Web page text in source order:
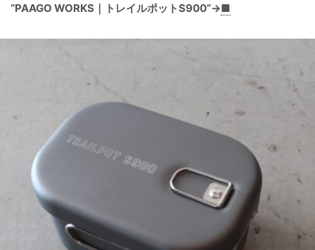
“PAAGO WORKS｜トレイルポットS900”→■